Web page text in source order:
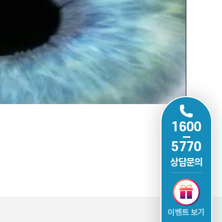
1600
5770
상담문의
이벤트 보기